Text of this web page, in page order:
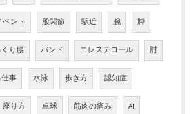
ベント 股関節 駅近 腕 脚
り腰 バンド コレステロール 肘
事 水泳 歩き方 認知症
座り方 卓球 筋肉の痛み AI